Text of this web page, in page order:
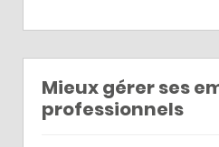
Mieux gérer ses
professionnels